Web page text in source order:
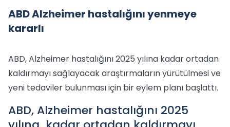
ABD Alzheimer hastalığını yenmeye
kararlı
ABD, Alzheimer hastalığını 2025 yılına kadar ortadan
kaldırmayı sağlayacak araştırmaların yürütülmesi ve
yeni tedaviler bulunması için bir eylem planı başlattı.
ABD, Alzheimer hastalığını 2025